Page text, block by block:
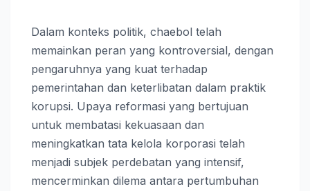
Dalam konteks politik, chaebol telah
memainkan peran yang kontroversial, dengan
pengaruhnya yang kuat terhadap
pemerintahan dan keterlibatan dalam praktik
korupsi. Upaya reformasi yang bertujuan
untuk membatasi kekuasaan dan
meningkatkan tata kelola korporasi telah
menjadi subjek perdebatan yang intensif,
mencerminkan dilema antara pertumbuhan